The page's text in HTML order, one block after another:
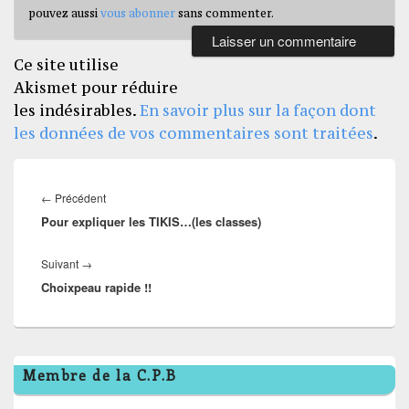
pouvez aussi vous abonner sans commenter.
Ce site utilise
Akismet pour réduire
les indésirables.En savoir plus sur la façon dont
les données de vos commentaires sont traitées.
de
← PrécédentArticle
précédent :
Pour expliquer les TIKIS…(les classes)
Suivant →
suivant :
Choixpeau rapide !!
Zone
principale
de
Membre de la C.P.B